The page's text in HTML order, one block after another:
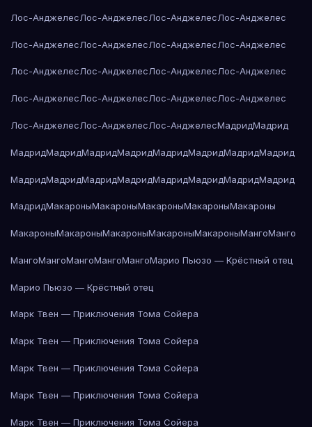
Лос-АнджелесЛос-АнджелесЛос-АнджелесЛос-Анджелес
Лос-АнджелесЛос-АнджелесЛос-АнджелесЛос-Анджелес
Лос-АнджелесЛос-АнджелесЛос-АнджелесЛос-Анджелес
Лос-АнджелесЛос-АнджелесЛос-АнджелесЛос-Анджелес
Лос-АнджелесЛос-АнджелесЛос-АнджелесМадридМадрид
МадридМадридМадридМадридМадридМадридМадридМадрид
МадридМадридМадридМадридМадридМадридМадридМадрид
МадридМакароныМакароныМакароныМакароныМакароны
МакароныМакароныМакароныМакароныМакароныМангоМанго
МангоМангоМангоМангоМангоМарио Пьюзо — Крёстный отец
Марио Пьюзо — Крёстный отец
Марк Твен — Приключения Тома Сойера
Марк Твен — Приключения Тома Сойера
Марк Твен — Приключения Тома Сойера
Марк Твен — Приключения Тома Сойера
Марк Твен — Приключения Тома Сойера